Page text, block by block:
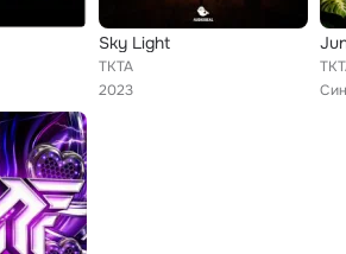
Sky Light
TKTA
2023